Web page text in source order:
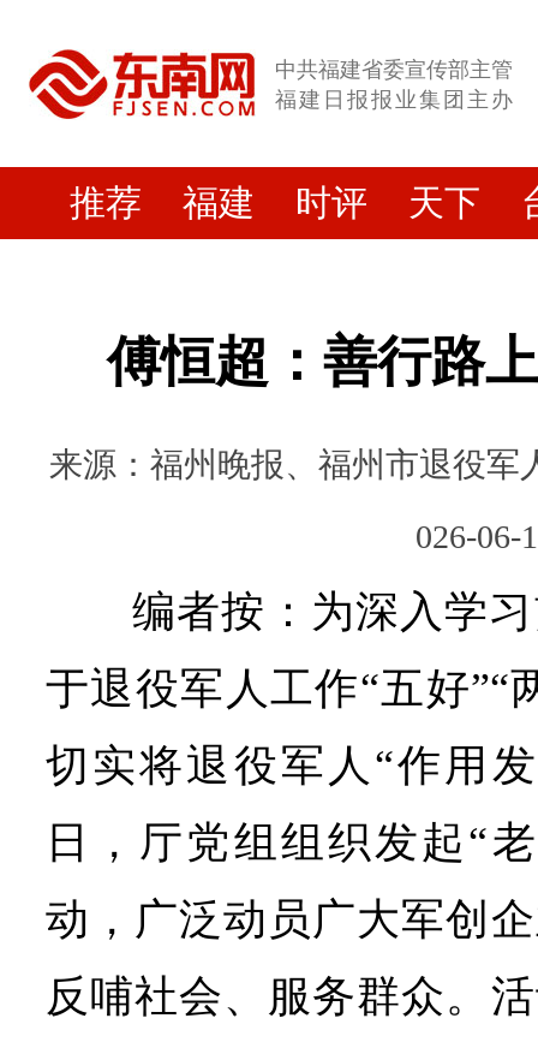
中共福建省委宣传部主管
福建日报报业集团主办
推荐 福建 时评 天下
傅恒超：善行路
来源：福州晚报、福州市退役军
026-06-
编者按：为深入学
于退役军人工作“五好”“
切实将退役军人“作用
日，厅党组组织发起“
动，广泛动员广大军创
反哺社会、服务群众。